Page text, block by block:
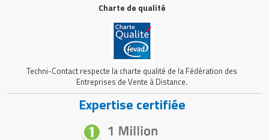
Charte de qualité
Techni-Contact respecte la charte qualité de la Fédération des
Entreprises de Vente à Distance.
Expertise certifiée